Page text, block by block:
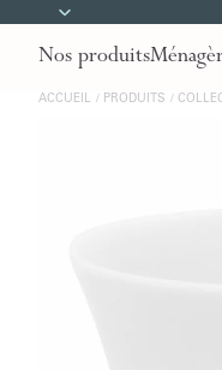
Nos produits
ACCUEIL PRODUITS